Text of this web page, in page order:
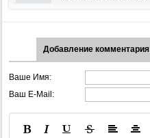
Добавление комментария
Ваше Имя:
Ваш E-Mail: